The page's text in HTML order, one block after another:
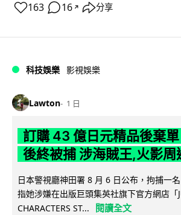
163 16 ↗ 分享
科技娛樂 影視娛樂
Lawton 1 日
訂購 43 億日元精品後棄
後終被捕 涉海賊王,火影周
日本警視廳神田署 8 月 6 日公布，拘捕一
指她涉嫌在出版巨頭集英社旗下官方網店「
CHARACTERS ST...
閱讀全文